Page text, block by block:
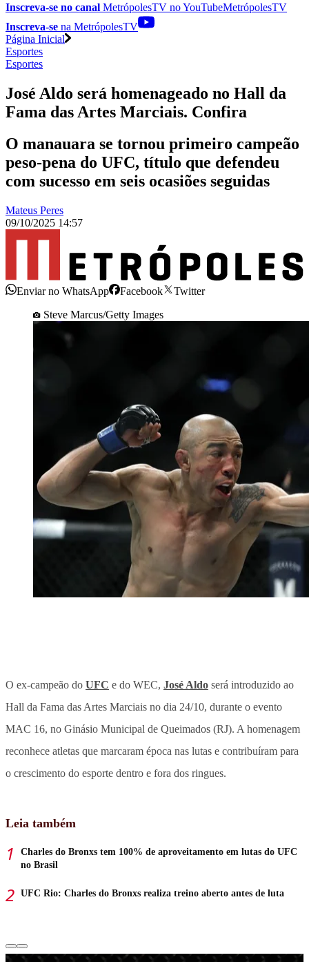
Inscreva-se no canal MetrópolesTV noYouTubeMetrópolesTV
Inscreva-se na MetrópolesTV
Página Inicial
Esportes
Esportes
José Aldo será homenageado no Hall da
Fama das Artes Marciais. Confira
O manauara se tornou primeiro campeão
peso-pena do UFC, título que defendeu
com sucesso em seis ocasiões seguidas
Mateus Peres
09/10/2025 14:57
Enviar no WhatsApp Facebook
Twitter
Steve Marcus/Getty Images
O ex-campeão do UFC e do WEC, José Aldo será introduzido ao
Hall da Fama das Artes Marciais no dia 24/10, durante o evento
MAC 16, no Ginásio Municipal de Queimados (RJ). A homenagem
reconhece atletas que marcaram época nas lutas e contribuíram para
o crescimento do esporte dentro e fora dos ringues.
Leia também
Charles do Bronxs tem 100% de aproveitamento em lutas do UFC
no Brasil
UFC Rio: Charles do Bronxs realiza treino aberto antes de luta